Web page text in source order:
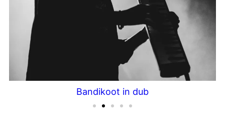
Bandikoot in dub